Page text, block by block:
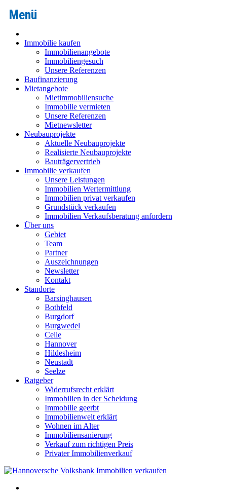
Immobilie kaufen
Immobilienangebote
Immobiliengesuch
Unsere Referenzen
Baufinanzierung
Mietangebote
Mietimmobiliensuche
Immobilie vermieten
Unsere Referenzen
Mietnewsletter
Neubauprojekte
Aktuelle Neubauprojekte
Realisierte Neubauprojekte
Bauträgervertrieb
Immobilie verkaufen
Unsere Leistungen
Immobilien Wertermittlung
Immobilien privat verkaufen
Grundstück verkaufen
Immobilien Verkaufsberatung anfordern
Über uns
Gebiet
Team
Partner
Auszeichnungen
Newsletter
Kontakt
Standorte
Barsinghausen
Bothfeld
Burgdorf
Burgwedel
Celle
Hannover
Hildesheim
Neustadt
Seelze
Ratgeber
Widerrufsrecht erklärt
Immobilien in der Scheidung
Immobilie geerbt
Immobilienwelt erklärt
Wohnen im Alter
Immobiliensanierung
Verkauf zum richtigen Preis
Privater Immobilienverkauf